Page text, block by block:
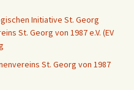
Initiative St. Georg
St. Georg von 1987 e.V. (EV
St. Georg von 1987